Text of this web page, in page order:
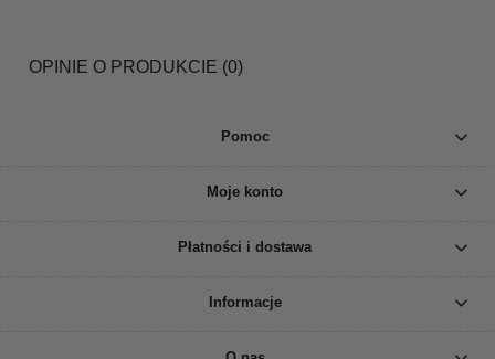
OPINIE O PRODUKCIE (0)
Pomoc
Moje konto
Płatności i dostawa
Informacje